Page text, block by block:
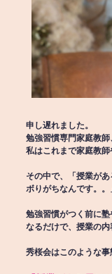
申し遅れました。
勉強習慣専門家庭教師
私はこれまで家庭教師
その中で、「授業が
ボりがちなんです。。
勉強習慣がつく前に
なるだけで、授業の内
秀桜会はこのような事